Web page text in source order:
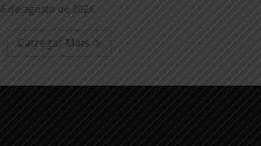
6 de agosto de 2026
Carregar Mais